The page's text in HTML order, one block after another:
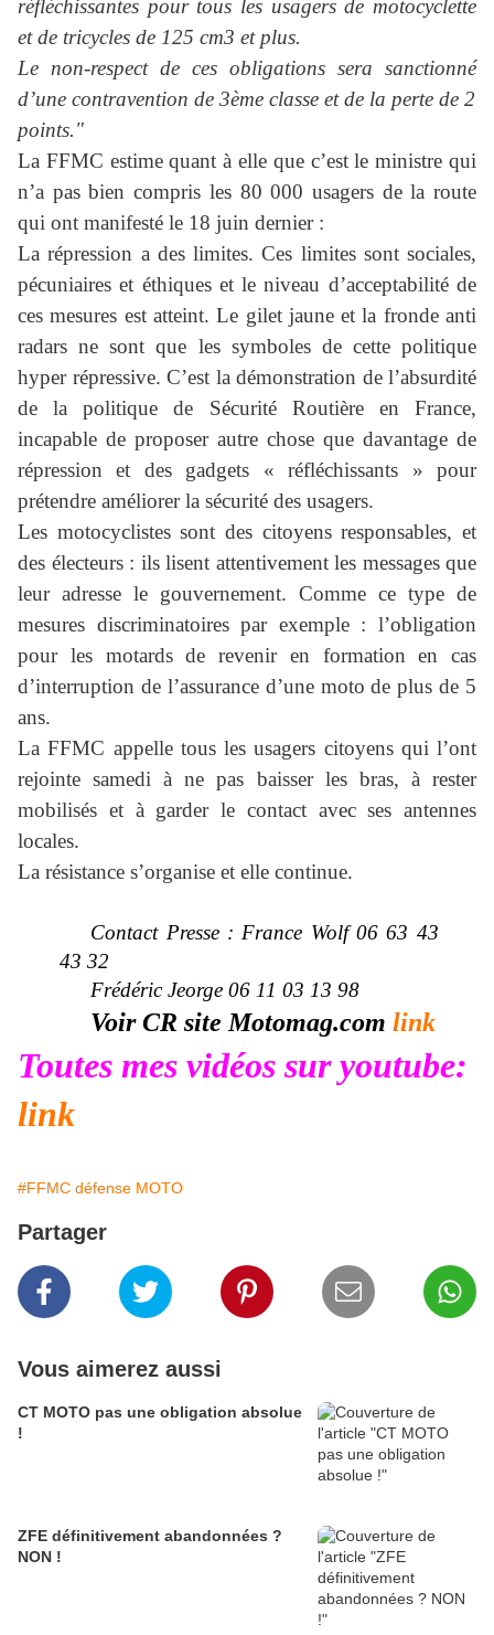
réfléchissantes pour tous les usagers de motocyclette
et de tricycles de 125 cm3 et plus.
Le non-respect de ces obligations sera sanctionné
d’une contravention de 3ème classe et de la perte de 2
points."
La FFMC estime quant à elle que c’est le ministre qui
n’a pas bien compris les 80 000 usagers de la route
qui ont manifesté le 18 juin dernier :
La répression a des limites. Ces limites sont sociales,
pécuniaires et éthiques et le niveau d’acceptabilité de
ces mesures est atteint. Le gilet jaune et la fronde anti
radars ne sont que les symboles de cette politique
hyper répressive. C’est la démonstration de l’absurdité
de la politique de Sécurité Routière en France,
incapable de proposer autre chose que davantage de
répression et des gadgets « réfléchissants » pour
prétendre améliorer la sécurité des usagers.
Les motocyclistes sont des citoyens responsables, et
des électeurs : ils lisent attentivement les messages que
leur adresse le gouvernement. Comme ce type de
mesures discriminatoires par exemple : l’obligation
pour les motards de revenir en formation en cas
d’interruption de l’assurance d’une moto de plus de 5
ans.
La FFMC appelle tous les usagers citoyens qui l’ont
rejointe samedi à ne pas baisser les bras, à rester
mobilisés et à garder le contact avec ses antennes
locales.
La résistance s’organise et elle continue.
Contact Presse : France Wolf 06 63 43
43 32
Frédéric Jeorge 06 11 03 13 98
Voir CR site Motomag.comlink
Toutes mes vidéos sur youtube:
link
#FFMC défense MOTO
Partager
Vous aimerez aussi
CT MOTO pas une obligation absolue
!
ZFE définitivement abandonnées ?
NON !